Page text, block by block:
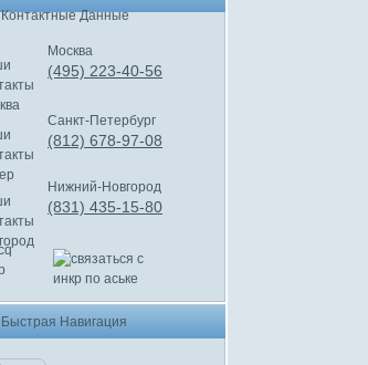
Контактные Данные
Москва
(495) 223-40-56
Санкт-Петербург
(812) 678-97-08
Нижний-Новгород
(831) 435-15-80
Быстрая Навигация